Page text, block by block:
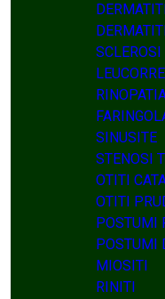
SCLEROSI
SINUSITE
STENOSI
OTITI
OTITI
POSTUMI
POSTUMI
MIOSITI
RINITI